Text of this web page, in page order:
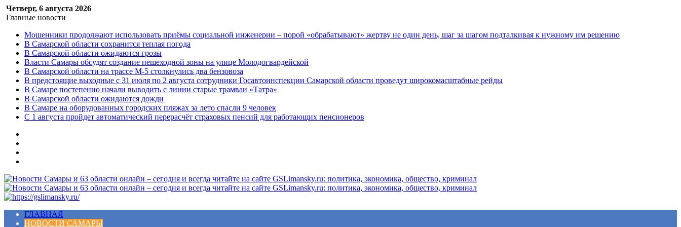
Четверг, 6 августа 2026
Главные новости
Мошенники продолжают использовать приёмы социальной инженерии – порой «обрабатывают» жертву не один день, шаг за шагом подталкивая к нужному им решению
В Самарской области сохранится теплая погода
В Самарской области ожидаются грозы
Власти Самары обсудят создание пешеходной зоны на улице Молодогвардейской
В Самарской области на трассе М-5 столкнулись два бензовоза
В предстоящие выходные с 31 июля по 2 августа сотрудники Госавтоинспекции Самарской области проведут широкомасштабные рейды
В Самаре постепенно начали выводить с линии старые трамваи «Татра»
В Самарской области ожидаются дожди
В Самаре на оборудованных городских пляжах за лето спасли 9 человек
С 1 августа пройдет автоматический перерасчёт страховых пенсий для работающих пенсионеров
Меню
ГЛАВНАЯ
НОВОСТИ САМАРЫ